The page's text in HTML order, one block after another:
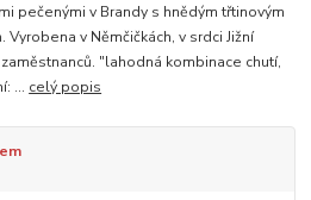
pečenými v Brandy s hnědým třtinovým
v Němčičkách, v srdci Jižní
"lahodná kombinace chutí,
... celý popis